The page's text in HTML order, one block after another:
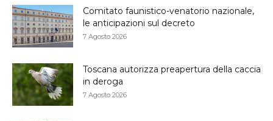
Comitato faunistico-venatorio nazionale,
le anticipazioni sul decreto
7 Agosto 2026
Toscana autorizza preapertura della caccia
in deroga
7 Agosto 2026